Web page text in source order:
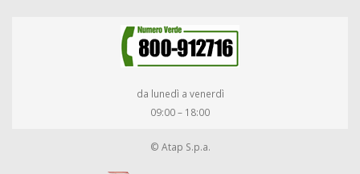
da lunedì a venerdì
09:00 – 18:00
© Atap S.p.a.